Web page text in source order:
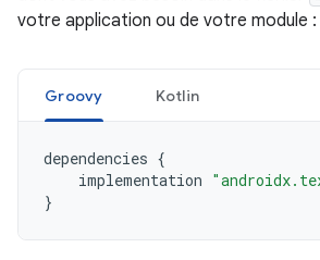
votre application ou de votre module :
Groovy Kotlin
dependencies {
implementation
}